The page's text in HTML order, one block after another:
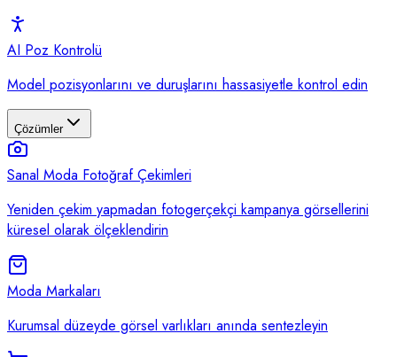
AI Poz Kontrolü
Model pozisyonlarını ve duruşlarını hassasiyetle kontrol edin
Çözümler
Sanal Moda Fotoğraf Çekimleri
Yeniden çekim yapmadan fotogerçekçi kampanya görsellerini
küresel olarak ölçeklendirin
Moda Markaları
Kurumsal düzeyde görsel varlıkları anında sentezleyin